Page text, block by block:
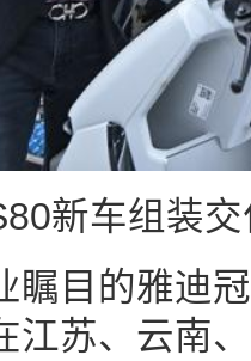
新车组装
瞩目的雅迪
江苏、云南